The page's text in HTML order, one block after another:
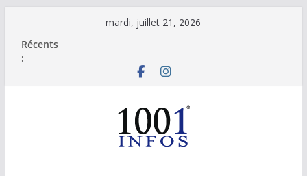
contenu
mardi, juillet 21, 2026
Récents
: